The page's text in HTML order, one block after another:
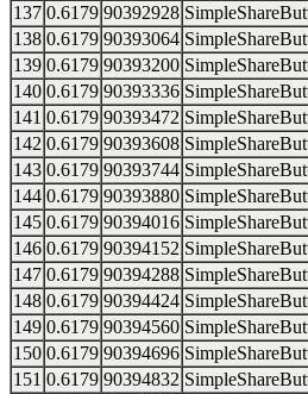
137 0.6179 90392928
138 0.6179 90393064
139 0.6179 90393200
140 0.6179 90393336
141 0.6179 90393472
142 0.6179 90393608
143 0.6179 90393744
144 0.6179 90393880
145 0.6179 90394016
146 0.6179 90394152
147 0.6179 90394288
148 0.6179 90394424
149 0.6179 90394560
150 0.6179 90394696
151 0.6179 90394832